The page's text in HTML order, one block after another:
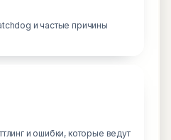
и частые причины
и ошибки, которые ведут